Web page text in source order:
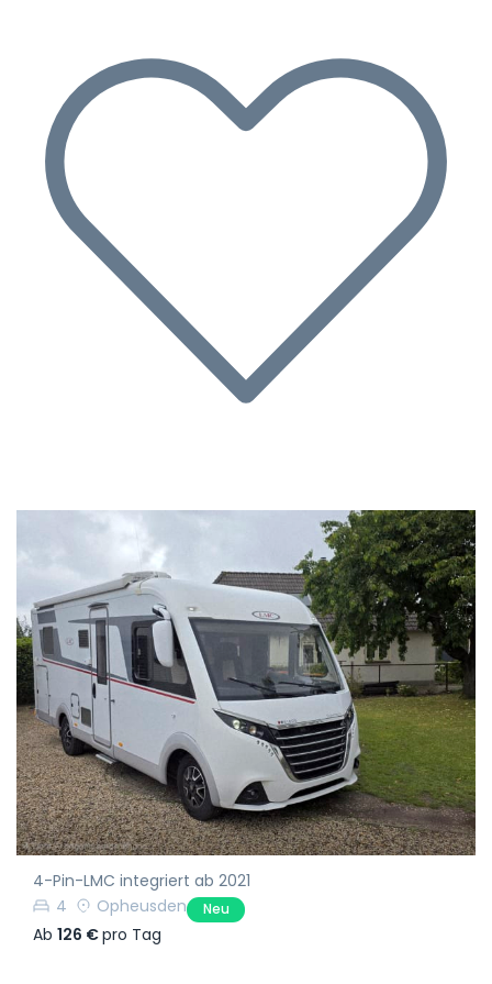
4-Pin-LMC integriert ab 2021
4
Opheusden Neu
Ab 126 €pro Tag